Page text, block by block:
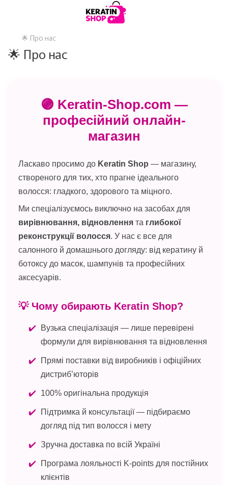
🌟 Про нас
🌟 Про нас
🟣 Keratin-Shop.com —
професійний онлайн-
магазин
Ласкаво просимо до Keratin Shop — магазину,
створеного для тих, хто прагне ідеального
волосся: гладкого, здорового та міцного.
Ми спеціалізуємось виключно на засобах для
вирівнювання, відновлення та глибокої
реконструкції волосся. У нас є все для
салонного й домашнього догляду: від кератину й
ботоксу до масок, шампунів та професійних
аксесуарів.
💡 Чому обирають Keratin Shop?
Вузька спеціалізація — лише перевірені
формули для вирівнювання та відновлення
Прямі поставки від виробників і офіційних
дистриб’юторів
100% оригінальна продукція
Підтримка й консультації — підбираємо
догляд під тип волосся і мету
Зручна доставка по всій Україні
Програма лояльності K-points для постійних
клієнтів